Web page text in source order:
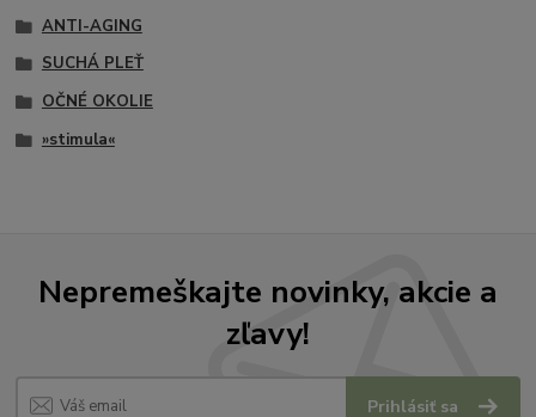
ANTI-AGING
SUCHÁ PLEŤ
OČNÉ OKOLIE
»stimula«
Nepremeškajte novinky, akcie a
zľavy!
Prihlásiť sa